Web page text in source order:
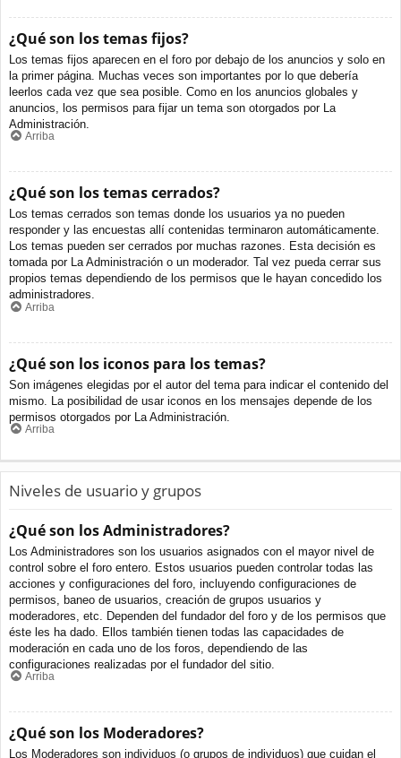
¿Qué son los temas fijos?
Los temas fijos aparecen en el foro por debajo de los anuncios y solo en
la primer página. Muchas veces son importantes por lo que debería
leerlos cada vez que sea posible. Como en los anuncios globales y
anuncios, los permisos para fijar un tema son otorgados por La
Administración.
Arriba
¿Qué son los temas cerrados?
Los temas cerrados son temas donde los usuarios ya no pueden
responder y las encuestas allí contenidas terminaron automáticamente.
Los temas pueden ser cerrados por muchas razones. Esta decisión es
tomada por La Administración o un moderador. Tal vez pueda cerrar sus
propios temas dependiendo de los permisos que le hayan concedido los
administradores.
Arriba
¿Qué son los iconos para los temas?
Son imágenes elegidas por el autor del tema para indicar el contenido del
mismo. La posibilidad de usar iconos en los mensajes depende de los
permisos otorgados por La Administración.
Arriba
Niveles de usuario y grupos
¿Qué son los Administradores?
Los Administradores son los usuarios asignados con el mayor nivel de
control sobre el foro entero. Estos usuarios pueden controlar todas las
acciones y configuraciones del foro, incluyendo configuraciones de
permisos, baneo de usuarios, creación de grupos usuarios y
moderadores, etc. Dependen del fundador del foro y de los permisos que
éste les ha dado. Ellos también tienen todas las capacidades de
moderación en cada uno de los foros, dependiendo de las
configuraciones realizadas por el fundador del sitio.
Arriba
¿Qué son los Moderadores?
Los Moderadores son individuos (o grupos de individuos) que cuidan el